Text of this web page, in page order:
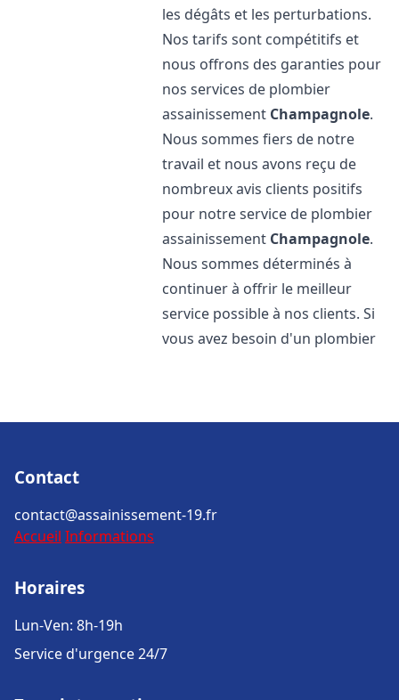
les dégâts et les perturbations.
Nos tarifs sont compétitifs et
nous offrons des garanties pour
nos services de plombier
assainissement Champagnole.
Nous sommes fiers de notre
travail et nous avons reçu de
nombreux avis clients positifs
pour notre service de plombier
assainissement Champagnole.
Nous sommes déterminés à
continuer à offrir le meilleur
service possible à nos clients. Si
vous avez besoin d'un plombier
Contact
contact@assainissement-19.fr
Accueil Informations
Horaires
Lun-Ven: 8h-19h
Service d'urgence 24/7